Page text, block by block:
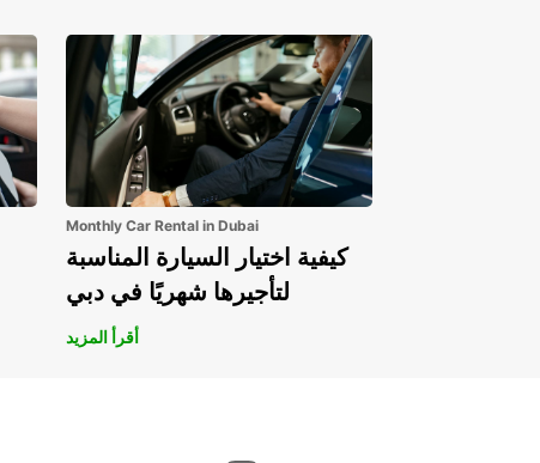
Monthly Car Rental in Dubai
كيفية اختيار السيارة المناسبة
لتأجيرها شهريًا في دبي
أقرأ المزيد